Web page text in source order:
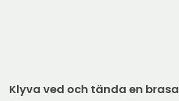
Klyva ved och tända en brasa